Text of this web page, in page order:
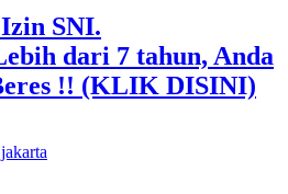
SNI.
dari 7 tahun, Anda
!! (KLIK DISINI)